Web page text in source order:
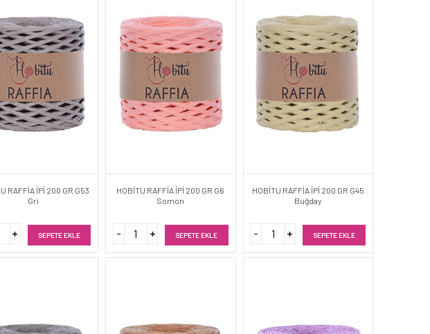
RAFFİA İPİ 200 GR G53
Gri
SEPETE EKLE
HOBİTU RAFFİA İPİ 200 GR G6
Somon
SEPETE EKLE
HOBİTU RAFFİA İPİ 200 GR G45
Buğday
SEPETE EKLE